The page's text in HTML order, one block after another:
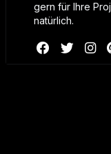
gern für Ihre
natürlich.